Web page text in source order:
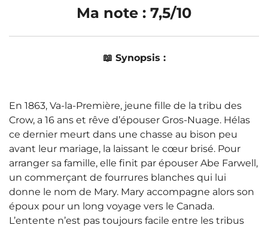
Ma note : 7,5/10
📖 Synopsis :
En 1863, Va-la-Première, jeune fille de la tribu des
Crow, a 16 ans et rêve d’épouser Gros-Nuage. Hélas
ce dernier meurt dans une chasse au bison peu
avant leur mariage, la laissant le cœur brisé. Pour
arranger sa famille, elle finit par épouser Abe Farwell,
un commerçant de fourrures blanches qui lui
donne le nom de Mary. Mary accompagne alors son
époux pour un long voyage vers le Canada.
L’entente n’est pas toujours facile entre les tribus